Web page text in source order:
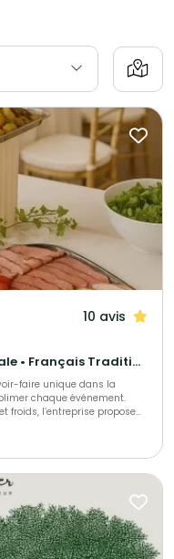
10 avis
Gastronomique • Cuisine régionale • Français Traditionnel
faire unique dans la
chaque événement.
froids, l’entreprise propose
chaque plat allie saveurs,
et marque les esprits.